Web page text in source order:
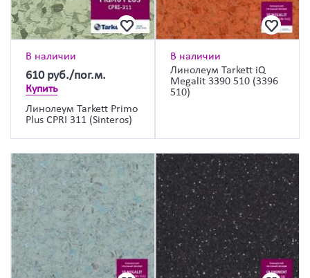
В наличии
610 руб./пог.м.
Купить
Линолеум Tarkett Primo
Plus CPRI 311 (Sinteros)
В наличии
Линолеум Tarkett iQ
Megalit 3390 510 (3396
510)